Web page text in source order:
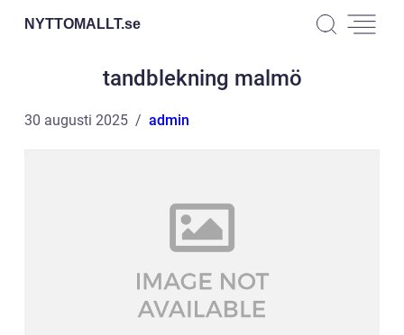
NYTTOMALLT.se
tandblekning malmö
30 augusti 2025 admin